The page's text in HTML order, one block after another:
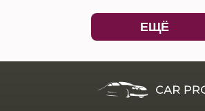
ЕЩЁ